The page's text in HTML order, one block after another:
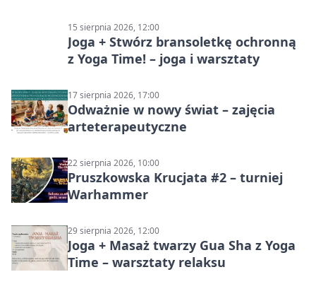
15 sierpnia 2026, 12:00
Joga + Stwórz bransoletkę ochronną
z Yoga Time! – joga i warsztaty
17 sierpnia 2026, 17:00
Odważnie w nowy świat – zajęcia
arteterapeutyczne
22 sierpnia 2026, 10:00
Pruszkowska Krucjata #2 – turniej
Warhammer
29 sierpnia 2026, 12:00
Joga + Masaż twarzy Gua Sha z Yoga
Time – warsztaty relaksu